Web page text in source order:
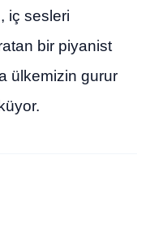
iç sesleri
bir piyanist
ülkemizin gurur